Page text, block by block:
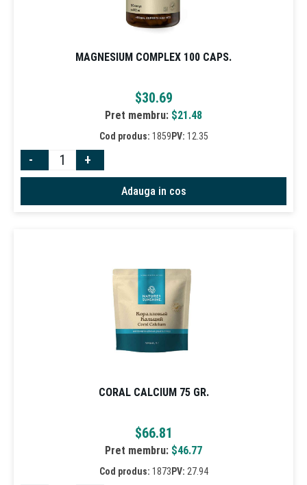
MAGNESIUM COMPLEX 100 CAPS.
$30.69
Pret membru: $21.48
Cod produs: 1859 PV: 12.35
- +
Adauga in cos
CORAL CALCIUM 75 GR.
$66.81
Pret membru: $46.77
Cod produs: 1873 PV: 27.94